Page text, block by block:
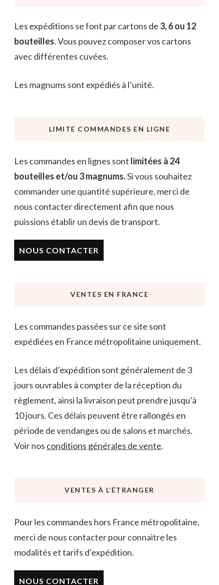
Les expéditions se font par cartons de 3, 6 ou 12
bouteilles. Vous pouvez composer vos cartons
avec différentes cuvées.
Les magnums sont expédiés à l’unité.
LIMITE COMMANDES EN LIGNE
Les commandes en lignes sont limitées à 24
bouteilles et/ou 3 magnums.Si vous souhaitez
commander une quantité supérieure, merci de
nous contacter directement afin que nous
puissions établir un devis de transport.
NOUS CONTACTER
VENTES EN FRANCE
Les commandes passées sur ce site sont
expédiées en France métropolitaine uniquement.
Les délais d’expédition sont généralement de 3
jours ouvrables à compter de la réception du
règlement, ainsi la livraison peut prendre jusqu’à
10 jours. Ces délais peuvent être rallongés en
période de vendanges ou de salons et marchés.
Voir nos conditions générales de vente.
VENTES À L’ÉTRANGER
Pour les commandes hors France métropolitaine,
merci de nous contacter pour connaitre les
modalités et tarifs d’expédition.
NOUS CONTACTER